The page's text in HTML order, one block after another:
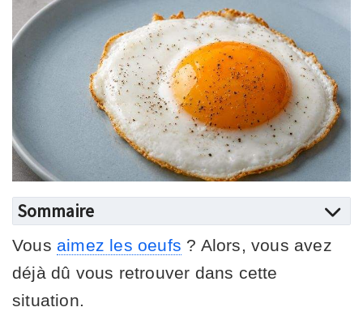
Sommaire
Vous aimez les oeufs ? Alors, vous avez
déjà dû vous retrouver dans cette
situation.